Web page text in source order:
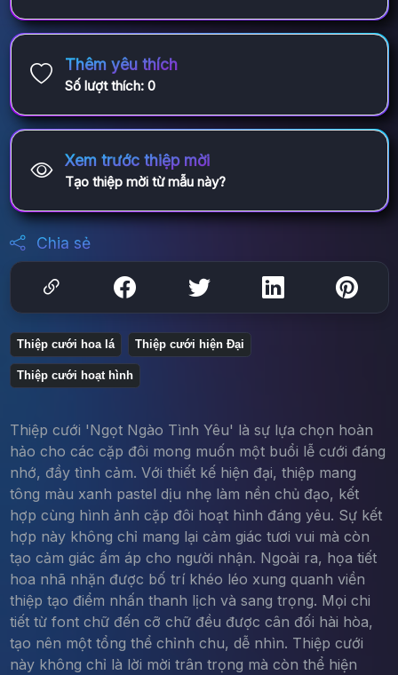
Thêm yêu thích
Số lượt thích: 0
Xem trước thiệp mời
Tạo thiệp mời từ mẫu này?
Chia sẻ
Thiệp cưới hoa lá Thiệp cưới hiện Đại
Thiệp cưới hoạt hình
Thiệp cưới 'Ngọt Ngào Tình Yêu' là sự lựa chọn hoàn
hảo cho các cặp đôi mong muốn một buổi lễ cưới đáng
nhớ, đầy tình cảm. Với thiết kế hiện đại, thiệp mang
tông màu xanh pastel dịu nhẹ làm nền chủ đạo, kết
hợp cùng hình ảnh cặp đôi hoạt hình đáng yêu. Sự kết
hợp này không chỉ mang lại cảm giác tươi vui mà còn
tạo cảm giác ấm áp cho người nhận. Ngoài ra, họa tiết
hoa nhã nhặn được bố trí khéo léo xung quanh viền
thiệp tạo điểm nhấn thanh lịch và sang trọng. Mọi chi
tiết từ font chữ đến cỡ chữ đều được cân đối hài hòa,
tạo nên một tổng thể chỉnh chu, dễ nhìn. Thiệp cưới
này không chỉ là lời mời trân trọng mà còn thể hiện